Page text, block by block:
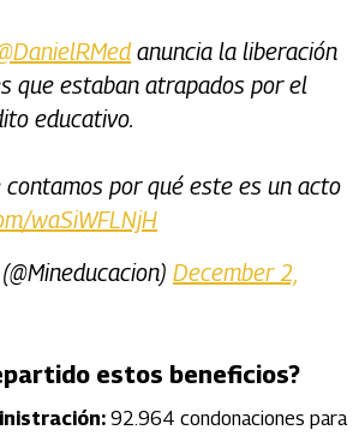
anuncia la liberación
que estaban atrapados por el
educativo.
por qué este es un acto
waSiWFLNjH
December 2,
estos beneficios?
92.964 condonaciones para